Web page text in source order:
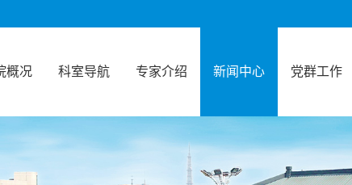
概况 科室导航 专家介绍 新闻中心 党群工作